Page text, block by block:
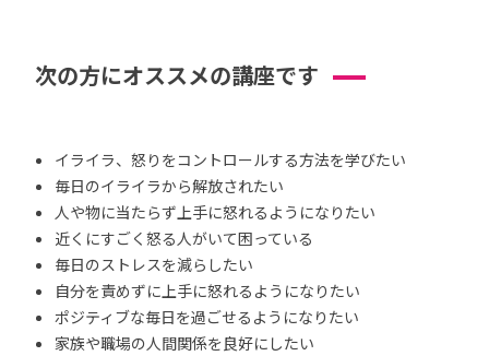
次の方にオススメの講座です
イライラ、怒りをコントロールする方法を学びたい
毎日のイライラから解放されたい
人や物に当たらず上手に怒れるようになりたい
近くにすごく怒る人がいて困っている
毎日のストレスを減らしたい
自分を責めずに上手に怒れるようになりたい
ポジティブな毎日を過ごせるようになりたい
家族や職場の人間関係を良好にしたい